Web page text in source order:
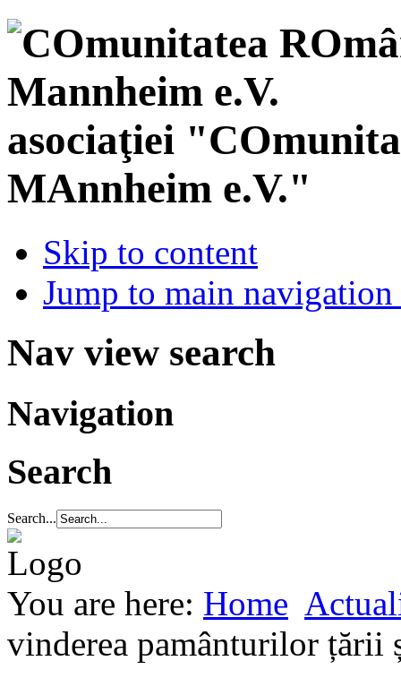
asociaţiei
MAnnheim e.V."
Skip to content
Jump to main
Nav view search
Navigation
Search
Search...
You are here: Home
vinderea pamânturilor țării